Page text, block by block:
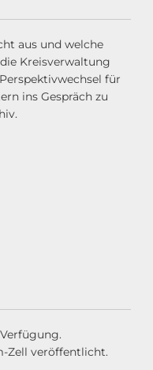
aus und welche
Kreisverwaltung
für
ins Gespräch zu
Zell veröffentlicht.